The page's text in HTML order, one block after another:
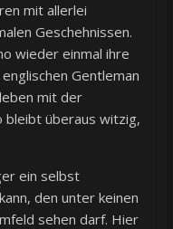
mit allerlei
Geschehnissen.
wieder einmal ihre
Gentleman
mit der
bleibt überaus witzig,
ein selbst
den unter keinen
sehen darf. Hier